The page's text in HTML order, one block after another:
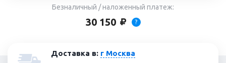
Безналичный / наложенный платеж:
30 150 ?
Доставка в: г Москва